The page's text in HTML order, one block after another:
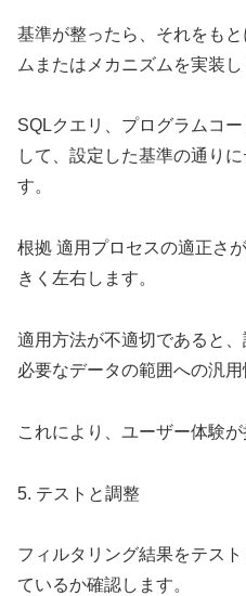
基準が整ったら、それをも
ムまたはメカニズムを実装し
SQLクエリ、プログラムコ
して、設定した基準の通り
す。
根拠 適用プロセスの適正さ
きく左右します。
適用方法が不適切であると
必要なデータの範囲への汎用
これにより、ユーザー体験が
5. テストと調整
フィルタリング結果をテス
ているか確認します。